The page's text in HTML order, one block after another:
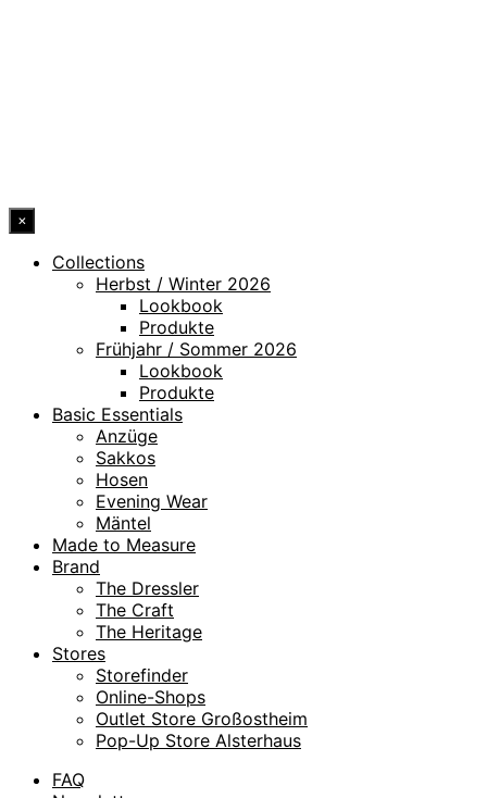
×
Collections
Herbst / Winter 2026
Lookbook
Produkte
Frühjahr / Sommer 2026
Lookbook
Produkte
Basic Essentials
Anzüge
Sakkos
Hosen
Evening Wear
Mäntel
Made to Measure
Brand
The Dressler
The Craft
The Heritage
Stores
Storefinder
Online-Shops
Outlet Store Großostheim
Pop-Up Store Alsterhaus
FAQ